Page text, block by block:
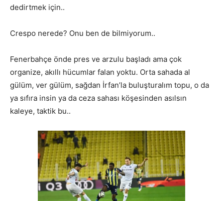
dedirtmek için..
Crespo nerede? Onu ben de bilmiyorum..
Fenerbahçe önde pres ve arzulu başladı ama çok
organize, akıllı hücumlar falan yoktu. Orta sahada al
gülüm, ver gülüm, sağdan İrfan’la buluşturalım topu, o da
ya sıfıra insin ya da ceza sahası köşesinden asılsın
kaleye, taktik bu..